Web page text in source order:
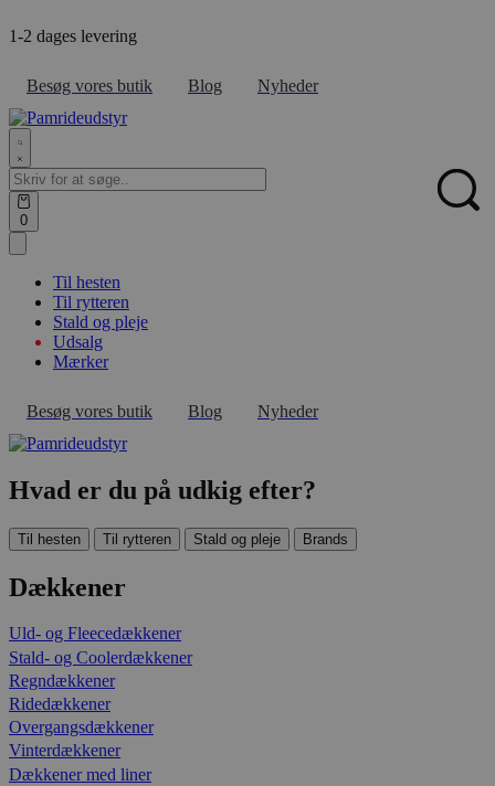
to
1-2 dages levering
Besøg vores butik Blog Nyheder
Search
for:
0Open
cart
Til hesten
Til rytteren
Stald og pleje
Udsalg
Mærker
Besøg vores butik Blog Nyheder
Hvad er du på udkig efter?
Til hesten Til rytteren Stald og pleje Brands
Dækkener
Uld- og Fleecedækkener
Stald- og Coolerdækkener
Regndækkener
Ridedækkener
Overgangsdækkener
Vinterdækkener
Dækkener med liner